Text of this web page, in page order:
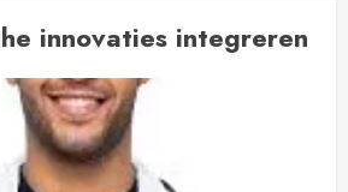
innovaties integreren